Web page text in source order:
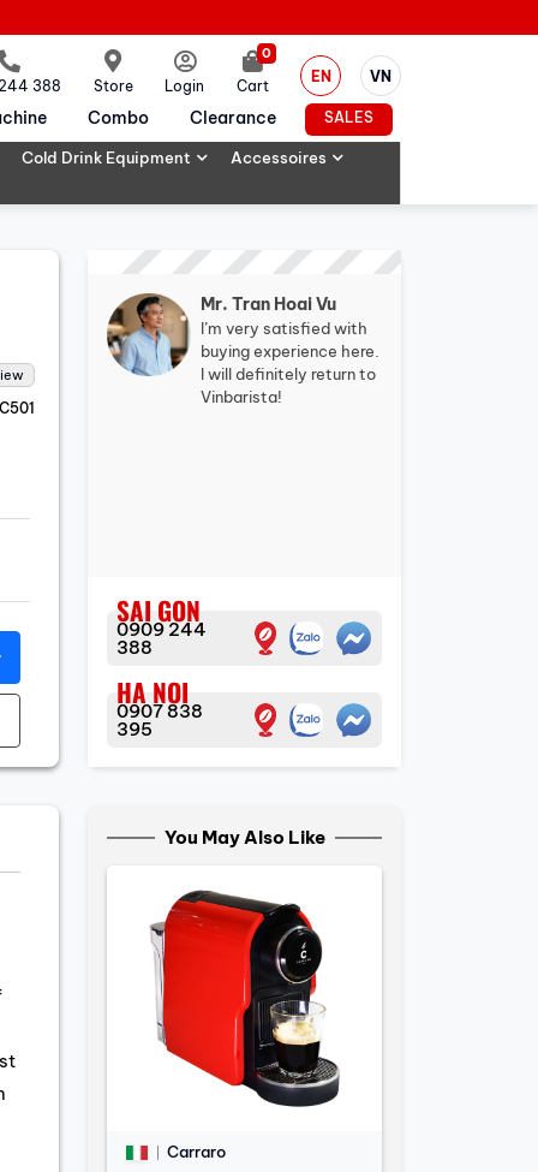
388 Store Login Cart
0
EN VN
Combo Clearance SALES
Cold Drink Equipment Accessoires
Mr. Tran Hoai Vu
I’m very satisfied with
buying experience here.
I will definitely return to
Vinbarista!
SAI GON
0909 244
388
HA NOI
0907 838
395
You May Also Like
Carraro